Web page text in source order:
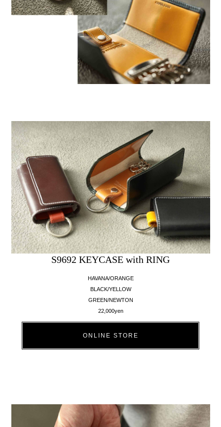
S9692 KEYCASE with RING
HAVANA/ORANGE
BLACK/YELLOW
GREEN/NEWTON
22,000yen
ONLINE STORE